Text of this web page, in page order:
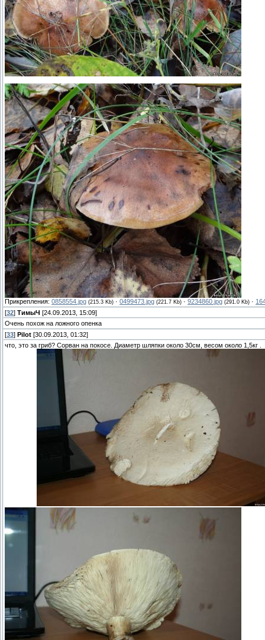
Прикрепления: 0858554.jpg (215.3 Kb) · 0499473.jpg (221.7 Kb) · 9234860.jpg (291.0 Kb) ·
[32] ТимыЧ [24.09.2013, 15:09]
Очень похож на ложного опенка
[33] Pilot [30.09.2013, 01:32]
что, это за гриб? Сорван на покосе. Диаметр шляпки около 30см, весом около 1,5кг .